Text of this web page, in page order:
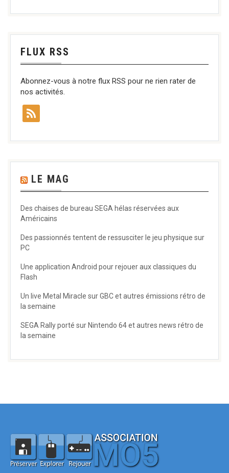
FLUX RSS
Abonnez-vous à notre flux RSS pour ne rien rater de
nos activités.
LE MAG
Des chaises de bureau SEGA hélas réservées aux
Américains
Des passionnés tentent de ressusciter le jeu physique sur
PC
Une application Android pour rejouer aux classiques du
Flash
Un live Metal Miracle sur GBC et autres émissions rétro de
la semaine
SEGA Rally porté sur Nintendo 64 et autres news rétro de
la semaine